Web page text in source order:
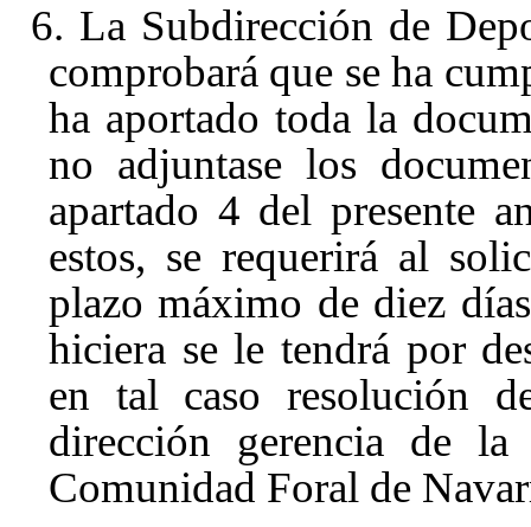
6. La Subdirección de
comprobará que se ha
ha aportado toda la
no adjuntase los
apartado 4 del presente
estos, se requerirá al
plazo máximo de diez
hiciera se le tendrá por
en tal caso resolución
dirección gerencia de
Comunidad Foral de